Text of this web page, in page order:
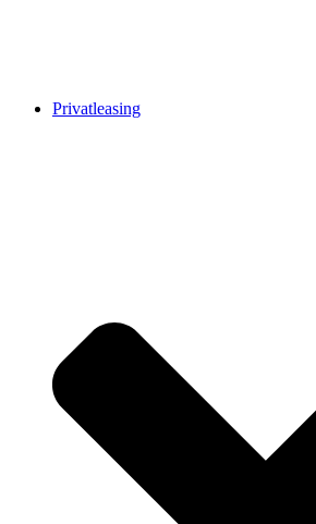
Privatleasing